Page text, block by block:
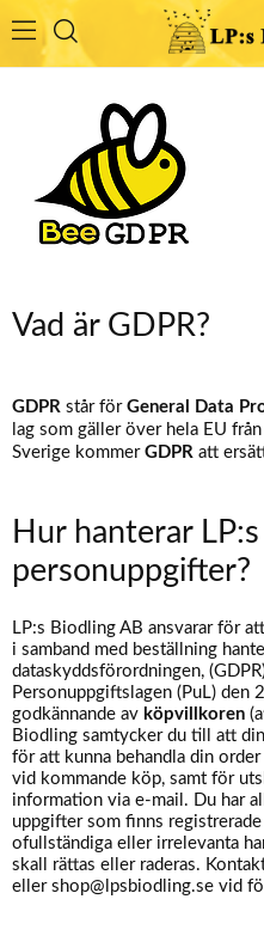
Vad är GDPR?
GDPR står för General Data
lag som gäller över hela EU
Sverige kommer GDPR att
Hur hanterar
personuppgifter?
LP:s Biodling AB ansvarar för
i samband med beställning
dataskyddsförordningen,
Personuppgiftslagen (PuL) den
godkännande av köpvillkoren
Biodling samtycker du till att
för att kunna behandla din
vid kommande köp, samt för
information via e-mail. Du har
uppgifter som finns
ofullständiga eller irrelevanta
skall rättas eller raderas.
eller shop@lpsbiodling.se vid